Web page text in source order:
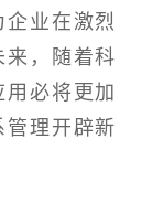
业在激烈
来，随着科
必将更加
管理开辟新